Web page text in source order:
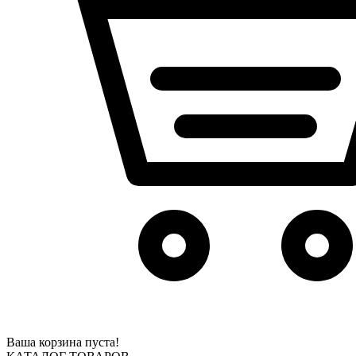
Ваша корзина пуста!